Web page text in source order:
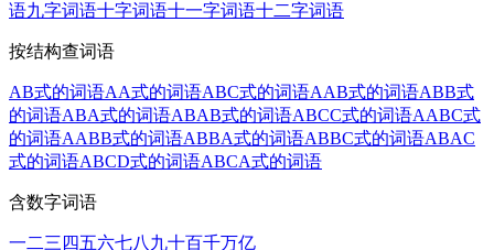
语九字词语十字词语十一字词语十二字词语
按结构查词语
AB式的词语AA式的词语ABC式的词语AAB式的词语ABB式
的词语ABA式的词语ABAB式的词语ABCC式的词语AABC式
的词语AABB式的词语ABBA式的词语ABBC式的词语ABAC
式的词语ABCD式的词语ABCA式的词语
含数字词语
一二三 四五六七八 九十百千万亿